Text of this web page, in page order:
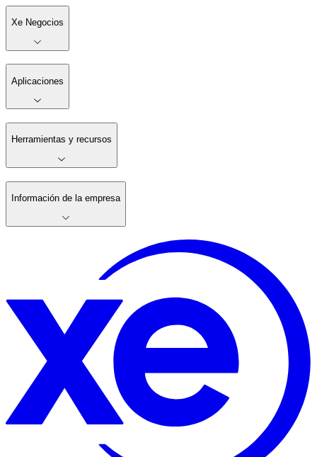
Xe Negocios
Aplicaciones
Herramientas y recursos
Información de la empresa